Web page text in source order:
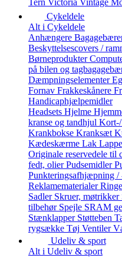
Tern Victoria Vintage
Cykeldele
Alt i Cykeldele
Anhængere
Beskyttelsescovers /
Børneprodukter
på bilen og
Dæmpningselementer
Fornav Frakkeskånere
Handicaphjælpemidler
Headsets Hjelme
kranse og tandhjul Kort-/
Krankbokse Kranksæt
Kædeskærme Lak
Originale reservedele til
fedt, olier Pudsemidler
Punkteringsafhjæpning /
Reklamematerialer
Sadler Skruer, møtrikker
tilbehør Spejle SRAM
Stænklapper Støtteben
rygsække Tøj Ventiler
Udeliv & sport
Alt i Udeliv & sport